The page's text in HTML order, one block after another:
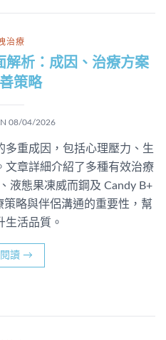
治療
解析：成因、治療方案
策略
08/04/2026
多重成因，包括心理壓力、生
文章詳細介紹了多種有效治療
液態果凍威而鋼及 Candy B+
略與伴侶溝通的重要性，幫
生活品質。
讀 →